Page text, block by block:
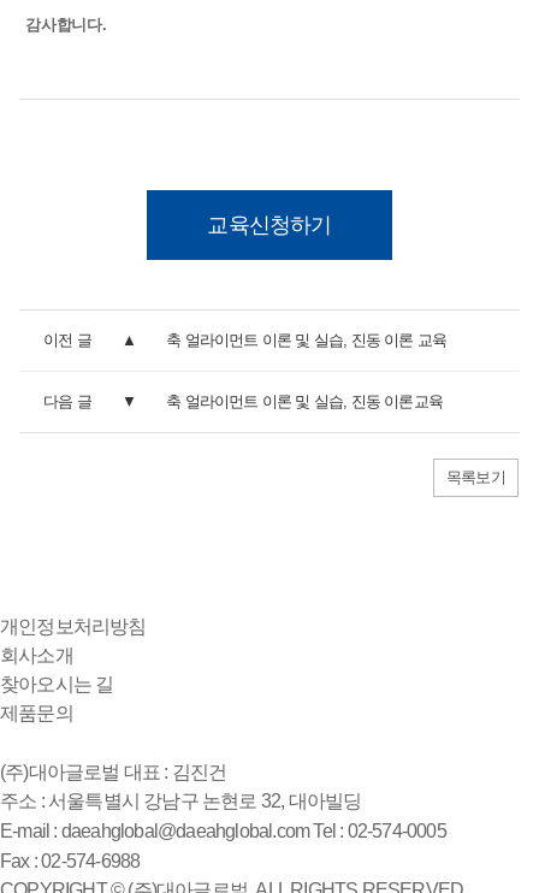
감사합니다.
교육신청하기
이전 글 축 얼라이먼트 이론 및 실습, 진동 이론 교육
다음 글 축 얼라이먼트 이론 및 실습, 진동 이론교육
목록보기
개인정보처리방침
회사소개
찾아오시는 길
제품문의
(주)대아글로벌 대표 : 김진건
주소 : 서울특별시 강남구 논현로 32, 대아빌딩
E-mail : daeahglobal@daeahglobal.comTel : 02-574-0005
Fax : 02-574-6988